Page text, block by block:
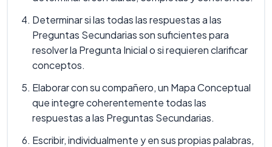
Determinar si las todas las respuestas a las
Preguntas Secundarias son suficientes para
resolver la Pregunta Inicial o si requieren clarificar
conceptos.
Elaborar con su compañero, un Mapa Conceptual
que integre coherentemente todas las
respuestas a las Preguntas Secundarias.
Escribir, individualmente y en sus propias palabras,